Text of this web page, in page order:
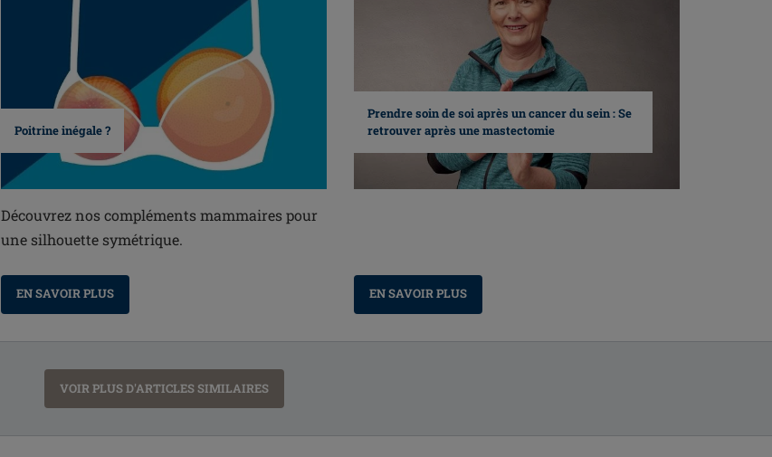
Poitrine inégale ?
Découvrez nos compléments mammaires pour
une silhouette symétrique.
EN SAVOIR PLUS
Prendre soin de soi après un cancer du sein : Se
retrouver après une mastectomie
EN SAVOIR PLUS
VOIR PLUS D'ARTICLES SIMILAIRES